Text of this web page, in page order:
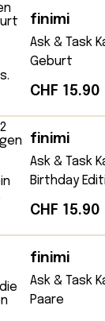
finimi
Ask & Task
Geburt
CHF 15.90
finimi
Ask & Task
Birthday
CHF 15.90
finimi
Ask & Task
Paare